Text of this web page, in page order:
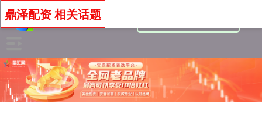
鼎泽配资 相关话题